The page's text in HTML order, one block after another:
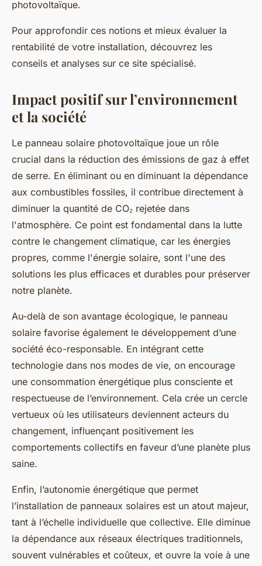
photovoltaïque.
Pour approfondir ces notions et mieux évaluer la
rentabilité de votre installation, découvrez les
conseils et analyses sur ce site spécialisé.
Impact positif sur l’environnement
et la société
Le panneau solaire photovoltaïque joue un rôle
crucial dans la réduction des émissions de gaz à effet
de serre. En éliminant ou en diminuant la dépendance
aux combustibles fossiles, il contribue directement à
diminuer la quantité de CO₂ rejetée dans
l'atmosphère. Ce point est fondamental dans la lutte
contre le changement climatique, car les énergies
propres, comme l'énergie solaire, sont l'une des
solutions les plus efficaces et durables pour préserver
notre planète.
Au-delà de son avantage écologique, le panneau
solaire favorise également le développement d’une
société éco-responsable. En intégrant cette
technologie dans nos modes de vie, on encourage
une consommation énergétique plus consciente et
respectueuse de l’environnement. Cela crée un cercle
vertueux où les utilisateurs deviennent acteurs du
changement, influençant positivement les
comportements collectifs en faveur d’une planète plus
saine.
Enfin, l’autonomie énergétique que permet
l’installation de panneaux solaires est un atout majeur,
tant à l’échelle individuelle que collective. Elle diminue
la dépendance aux réseaux électriques traditionnels,
souvent vulnérables et coûteux, et ouvre la voie à une